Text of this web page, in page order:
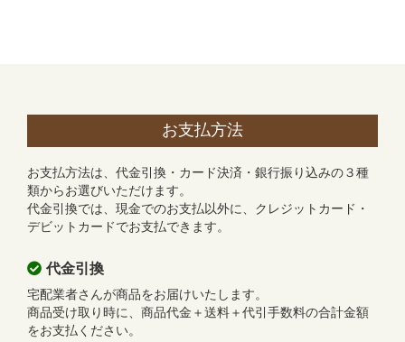
お支払方法
お支払方法は、代金引換・カード決済・銀行振り込みの３種
類からお選びいただけます。
代金引換では、現金でのお支払以外に、クレジットカード・
デビットカードでお支払できます。
代金引換
宅配業者さんが商品をお届けいたします。
商品受け取り時に、商品代金＋送料＋代引手数料の合計金額
をお支払ください。